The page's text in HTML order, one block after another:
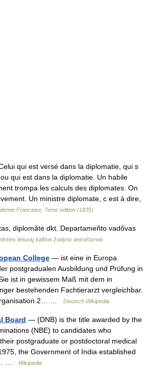
qui est versé dans la diplomatie, qui s
qui est dans la diplomatie. Un habile
trompa les calculs des diplomates. On
Un ministre diplomate, c est à dire,
Francaise, 7eme edition (1835)
diplomãtė dkt. Departameñto vadõvas
lietuvių kalbos žodyno antraštynas
College — ist eine in Europa
postgradualen Ausbildung und Prüfung in
ist in gewissem Maß mit dem in
bestehenden Fachtierarzt vergleichbar.
2… …
Deutsch Wikipedia
Board — (DNB) is the title awarded by the
(NBE) to candidates who
postgraduate or postdoctoral medical
the Government of India established
…
Wikipedia